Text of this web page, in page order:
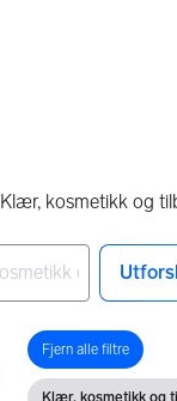
Klær, kosmetikk og
Åpne filter
Fjern alle filtre
Klær, kosmetikk og